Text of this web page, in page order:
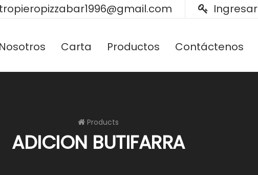
Ingresar
Nosotros Carta Productos Contáctenos
Products
ADICION BUTIFARRA